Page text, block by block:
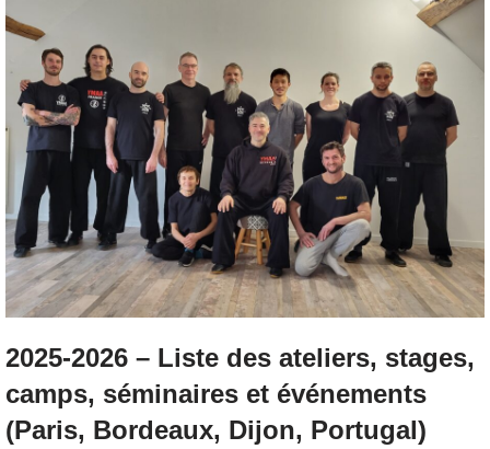
2025-2026 – Liste des ateliers, stages,
camps, séminaires et événements
(Paris, Bordeaux, Dijon, Portugal)